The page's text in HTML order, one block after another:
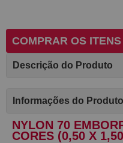
COMPRAR OS
Descrição do Produto
Informações do Produto
NYLON 70
CORES (0,50 X